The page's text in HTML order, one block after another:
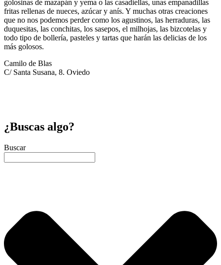
golosinas de mazapán y yema o las casadiellas, unas empanadillas
fritas rellenas de nueces, azúcar y anís. Y muchas otras creaciones
que no nos podemos perder como los agustinos, las herraduras, las
duquesitas, las conchitas, los sasepos, el milhojas, las bizcotelas y
todo tipo de bollería, pasteles y tartas que harán las delicias de los
más golosos.
Camilo de Blas
C/ Santa Susana, 8. Oviedo
¿Buscas algo?
Buscar